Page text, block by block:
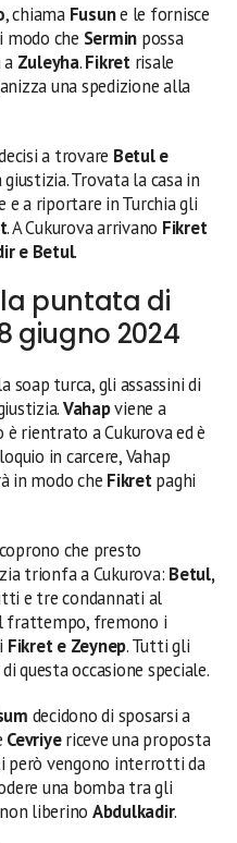
, chiama Fusune le fornisce
che Sermin possa
Zuleyha.Fikretrisale
una spedizione alla
a trovare Betul e
Trovata la casa in
e a riportare in Turchia gli
. A Cukurova arrivano Fikret
e Betul.
puntata di
giugno 2024
soap turca, gli assassini di
Vahapviene a
rientrato a Cukurova ed è
in carcere, Vahap
in modo che Fikretpaghi
che presto
trionfa a Cukurova: Betul,
e tre condannati al
frattempo, fremono i
Fikret e Zeynep. Tutti gli
questa occasione speciale.
decidono di sposarsi a
Cevriyericeve una proposta
però vengono interrotti da
una bomba tra gli
liberino Abdulkadir.